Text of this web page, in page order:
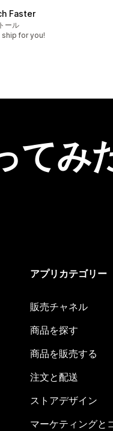
Faster
ール
ship for you!
てみ
アプリカテゴリー
販売チャネル
商品を探す
商品を販売する
注文と配送
ストアデザイン
マーケティングと